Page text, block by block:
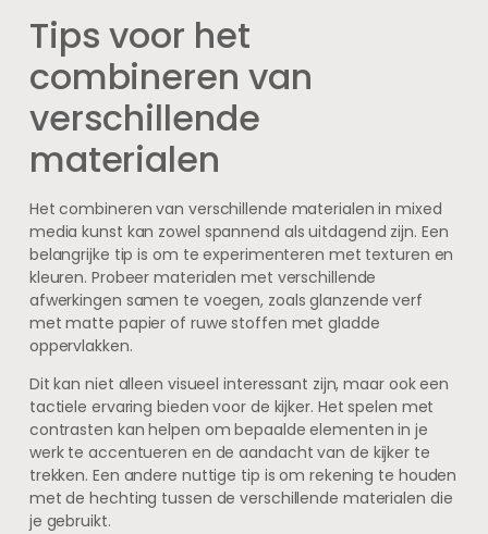
Tips voor het
combineren van
verschillende
materialen
Het combineren van verschillende materialen in mixed
media kunst kan zowel spannend als uitdagend zijn. Een
belangrijke tip is om te experimenteren met texturen en
kleuren. Probeer materialen met verschillende
afwerkingen samen te voegen, zoals glanzende verf
met matte papier of ruwe stoffen met gladde
oppervlakken.
Dit kan niet alleen visueel interessant zijn, maar ook een
tactiele ervaring bieden voor de kijker. Het spelen met
contrasten kan helpen om bepaalde elementen in je
werk te accentueren en de aandacht van de kijker te
trekken. Een andere nuttige tip is om rekening te houden
met de hechting tussen de verschillende materialen die
je gebruikt.